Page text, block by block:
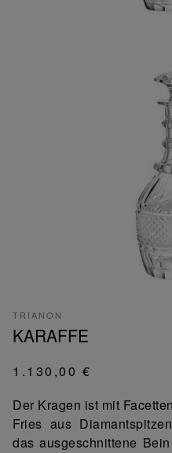
TRIANON
KARAFFE
1.130,00 €
Der Kragen ist mit
Fries aus
das ausgeschnittene